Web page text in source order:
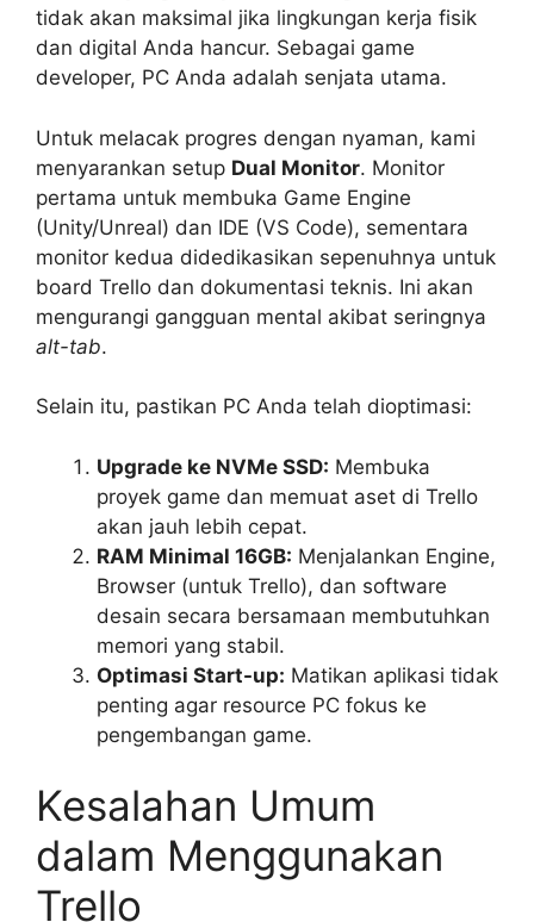
tidak akan maksimal jika lingkungan kerja fisik
dan digital Anda hancur. Sebagai game
developer, PC Anda adalah senjata utama.
Untuk melacak progres dengan nyaman, kami
menyarankan setup Dual Monitor. Monitor
pertama untuk membuka Game Engine
(Unity/Unreal) dan IDE (VS Code), sementara
monitor kedua didedikasikan sepenuhnya untuk
board Trello dan dokumentasi teknis. Ini akan
mengurangi gangguan mental akibat seringnya
alt-tab.
Selain itu, pastikan PC Anda telah dioptimasi:
Upgrade ke NVMe SSD: Membuka
proyek game dan memuat aset di Trello
akan jauh lebih cepat.
RAM Minimal 16GB: Menjalankan Engine,
Browser (untuk Trello), dan software
desain secara bersamaan membutuhkan
memori yang stabil.
Optimasi Start-up: Matikan aplikasi tidak
penting agar resource PC fokus ke
pengembangan game.
Kesalahan Umum
dalam Menggunakan
Trello